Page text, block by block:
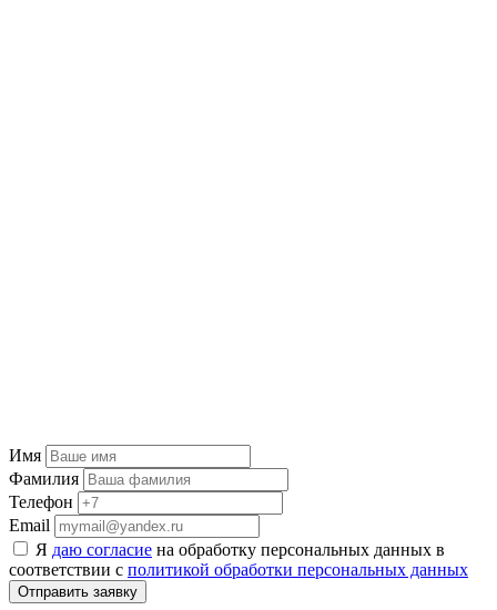
Имя
Фамилия
Телефон
Email
Я даю согласие на обработку персональных данных в
соответствии с политикой обработки персональных данных
Отправить заявку